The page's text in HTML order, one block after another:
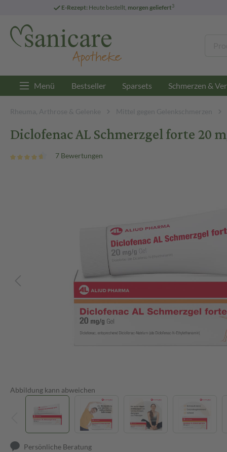
E-Rezept: Heute bestellt, morgen geliefert3
Menü Bestseller Sparsets Schmerzen &
Rheuma, Arthrose & Gelenke Mittel gegen Gelenkschmerzen
Diclofenac AL Schmerzgel forte 20
7 Bewertungen
Abbildung kann abweichen
Persönliche Beratung